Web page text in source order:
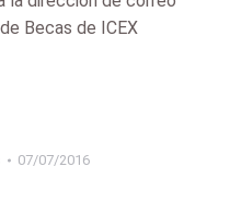
Becas de ICEX
07/07/2016